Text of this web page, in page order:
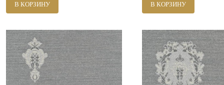
В КОРЗИНУ В КОРЗИНУ